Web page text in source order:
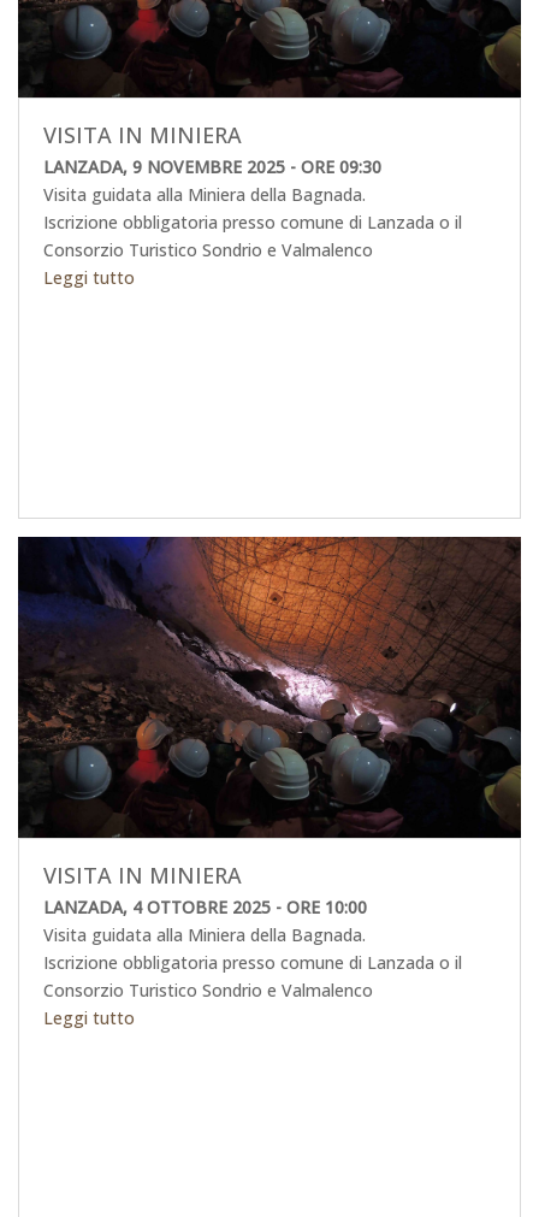
VISITA IN MINIERA
LANZADA, 9 NOVEMBRE 2025 - ORE 09:30
Visita guidata alla Miniera della Bagnada.
Iscrizione obbligatoria presso comune di Lanzada o il
Consorzio Turistico Sondrio e Valmalenco
Leggi tutto
VISITA IN MINIERA
LANZADA, 4 OTTOBRE 2025 - ORE 10:00
Visita guidata alla Miniera della Bagnada.
Iscrizione obbligatoria presso comune di Lanzada o il
Consorzio Turistico Sondrio e Valmalenco
Leggi tutto